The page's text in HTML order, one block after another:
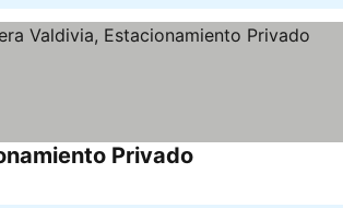
Privado